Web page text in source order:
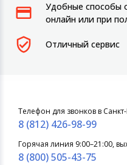
Удобные способы
онлайн или при
Отличный сервис
Телефон для звонков в
8 (812) 426-98-99
Горячая линия 9:00–21:00,
8 (800) 505-43-75